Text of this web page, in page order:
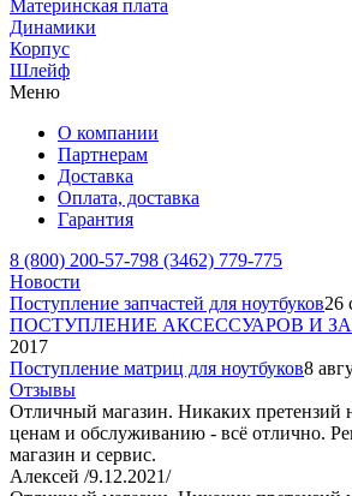
Материнская плата
Динамики
Корпус
Шлейф
Меню
О компании
Партнерам
Доставка
Оплата, доставка
Гарантия
8 (800) 200-57-798 (3462) 779-775
Новости
Поступление запчастей для ноутбуков26
ПОСТУПЛЕНИЕ АКСЕССУАРОВ И
2017
Поступление матриц для ноутбуков8
Отзывы
Отличный магазин. Никаких претензий
ценам и обслуживанию - всё отлично.
магазин и сервис.
Алексей /9.12.2021/